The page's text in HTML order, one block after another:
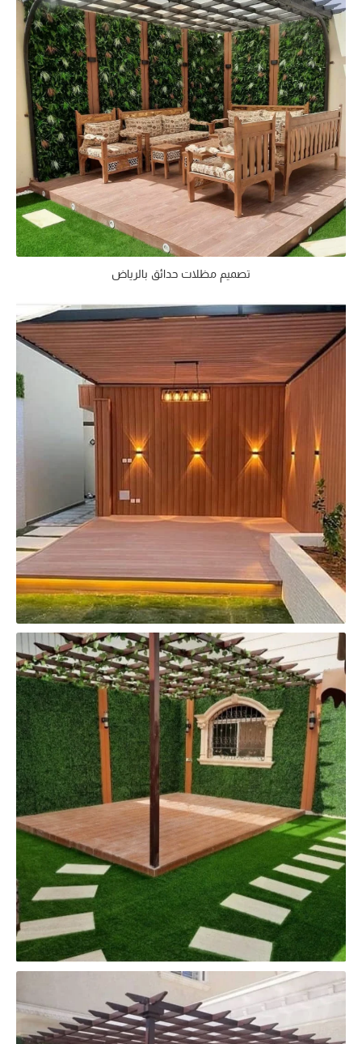
تصميم مظلات حدائق بالرياض